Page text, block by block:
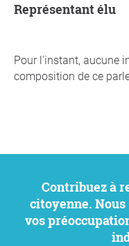
Représentant élu
Pour l'instant, aucune
composition de ce
Contribuez à renforcer la participation
citoyenne.
vos